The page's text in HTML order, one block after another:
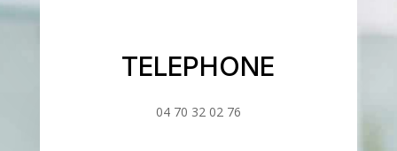
TELEPHONE
04 70 32 02 76